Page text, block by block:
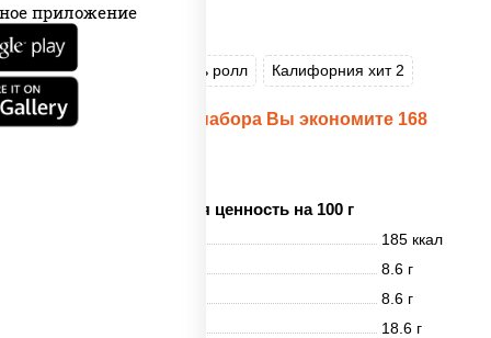
приложение
Пицца Цезарь Цезарь ролл Калифорния хит 2
При заказе данного набора Вы экономите 168
Пищевая ценность на 100 г
185 ккал
8.6 г
8.6 г
18.6 г